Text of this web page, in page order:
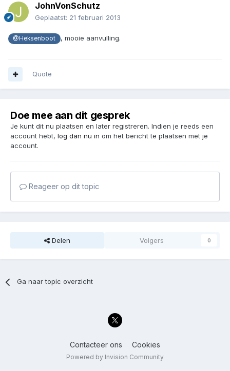
JohnVonSchutz
Geplaatst: 21 februari 2013
@Heksenboot , mooie aanvulling.
Quote
Doe mee aan dit gesprek
Je kunt dit nu plaatsen en later registreren. Indien je reeds een
account hebt, log dan nu in om het bericht te plaatsen met je
account.
Reageer op dit topic
Delen Volgers 0
Ga naar topic overzicht
Contacteer ons Cookies
Powered by Invision Community